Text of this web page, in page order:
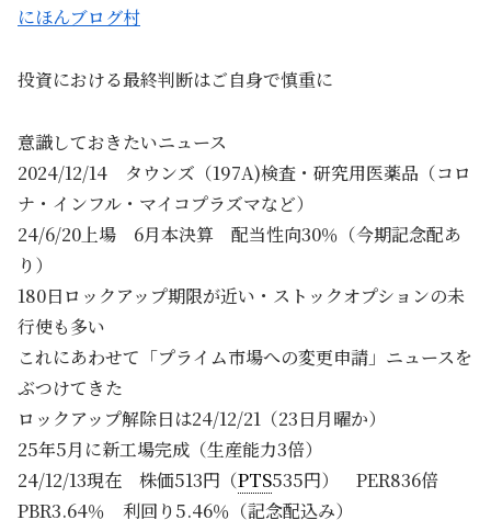
にほんブログ村
投資における最終判断はご自身で慎重に
意識しておきたいニュース
2024/12/14 タウンズ（197A)検査・研究用医薬品（コロ
ナ・インフル・マイコプラズマなど）
24/6/20上場 6月本決算 配当性向30％（今期記念配あ
り）
180日ロックアップ期限が近い・ストックオプションの未
行使も多い
これにあわせて「プライム市場への変更申請」ニュースを
ぶつけてきた
ロックアップ解除日は24/12/21（23日月曜か）
25年5月に新工場完成（生産能力3倍）
24/12/13現在 株価513円（PTS535円） PER836倍
PBR3.64％ 利回り5.46％（記念配込み）